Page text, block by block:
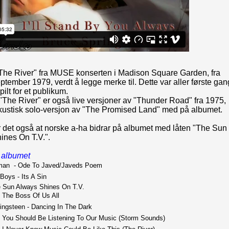
River" fra MUSE konserten i Madison Square Garden, fra
1979, verdt å legge merke til. Dette var aller første
for et publikum.
River" er også live versjoner av "Thunder Road" fra 1975,
solo-versjon av "The Promised Land" med på albumet.
det også at norske a-ha bidrar på albumet med låten "The Sun
On T.V.".
 - Ode To Javed/Javeds Poem
- Its A Sin
Sun Always Shines On T.V.
Boss Of Us All
- Dancing In The Dark
Should Be Listening To Our Music (Storm Sounds)